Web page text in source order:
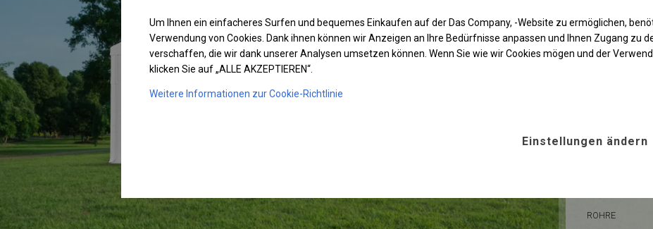
ROHRE
Um Ihnen ein einfacheres Surfen und bequemes Einkaufen auf der Das Company, -Website zu ermöglichen,
Verwendung von Cookies. Dank ihnen können wir Anzeigen an Ihre Bedürfnisse anpassen und Ihnen Zugang zu
verschaffen, die wir dank unserer Analysen umsetzen können. Wenn Sie wie wir Cookies mögen und der
klicken Sie auf „ALLE AKZEPTIEREN“.
Weitere Informationen zur Cookie-Richtlinie
Einstellungen ändern